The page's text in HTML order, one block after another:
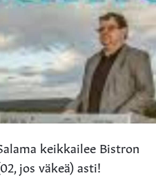
keikkailee Bistron
jos väkeä) asti!